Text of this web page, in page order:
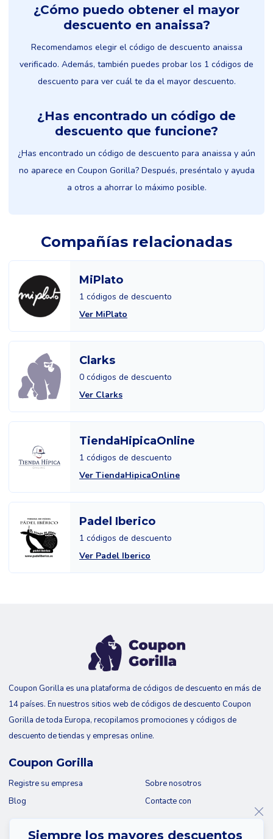
¿Cómo puedo obtener el mayor
descuento en anaissa?
Recomendamos elegir el código de descuento anaissa
verificado. Además, también puedes probar los 1 códigos de
descuento para ver cuál te da el mayor descuento.
¿Has encontrado un código de
descuento que funcione?
¿Has encontrado un código de descuento para anaissa y aún
no aparece en Coupon Gorilla? Después, preséntalo y ayuda
a otros a ahorrar lo máximo posible.
Compañías relacionadas
MiPlato
1 códigos de descuento
Ver MiPlato
Clarks
0 códigos de descuento
Ver Clarks
TiendaHipicaOnline
1 códigos de descuento
Ver TiendaHipicaOnline
Padel Iberico
1 códigos de descuento
Ver Padel Iberico
Siempre los mayores descuentos
Coupon Gorilla es una plataforma de códigos de descuento en más de
14 países. En nuestros sitios web de códigos de descuento Coupon
Gorilla de toda Europa, recopilamos promociones y códigos de
descuento de tiendas y empresas online.
Coupon Gorilla
Registre su empresa
Blog
Sobre nosotros
Contacte con